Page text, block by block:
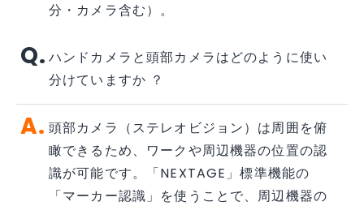
分・カメラ含む）。
ハンドカメラと頭部カメラはどのように使い
分けていますか ？
頭部カメラ（ステレオビジョン）は周囲を俯
瞰できるため、ワークや周辺機器の位置の認
識が可能です。「NEXTAGE」標準機能の
「マーカー認識」を使うことで、周辺機器の